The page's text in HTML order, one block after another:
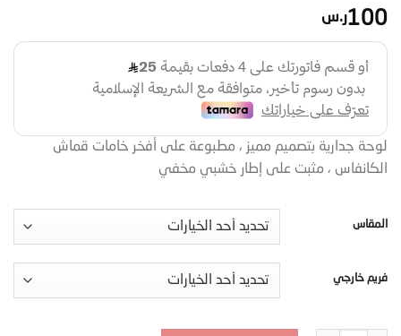
100ر.س
لوحة جدارية بتصميم مميز ، مطبوعة على أفخر خامات قماش
الكانفاس ، مثبت على إطار خشبي مخفي
المقاس
فريم خارجي